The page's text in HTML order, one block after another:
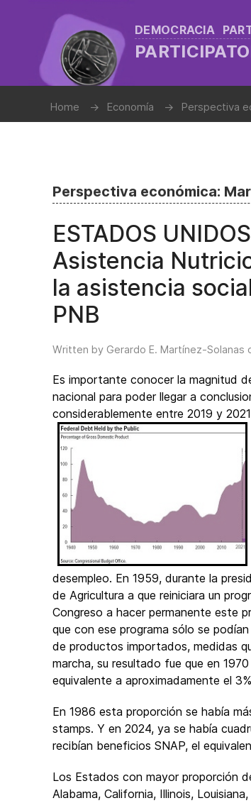
DEMOCRACIA
Home Economía Perspectiva
Perspectiva económica:
ESTADOS
Asistencia
la asistencia
PNB
Written by Gerardo E. Martínez-Solanas
Es importante conocer la magnitud
nacional para poder llegar a
considerablemente entre 2019 y
desempleo. En 1959, durante la
de Agricultura a que reiniciara un
Congreso a hacer permanente este
que con ese programa sólo se
de productos importados, medidas
marcha, su resultado fue que en
equivalente a aproximadamente el
En 1986 esta proporción se había
stamps. Y en 2024, ya se había
recibían beneficios SNAP, el
Los Estados con mayor proporción
Alabama, California, Illinois,